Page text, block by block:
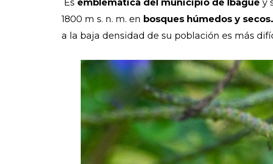
Es emblemática del municipio de Ibagué y
1800 m s. n. m. en bosques húmedos y secos.
a la baja densidad de su población es más